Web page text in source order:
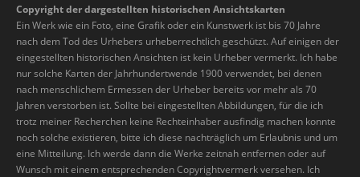
Copyright der dargestellten historischen Ansichtskarten
Ein Werk wie ein Foto, eine Grafik oder ein Kunstwerk ist bis 70 Jahre
nach dem Tod des Urhebers urheberrechtlich geschützt. Auf einigen der
eingestellten historischen Ansichten ist kein Urheber vermerkt. Ich habe
nur solche Karten der Jahrhundertwende 1900 verwendet, bei denen
nach menschlichem Ermessen der Urheber bereits vor mehr als 70
Jahren verstorben ist. Sollte bei eingestellten Abbildungen, für die ich
trotz meiner Recherchen keine Rechteinhaber ausfindig machen konnte
noch solche existieren, bitte ich diese nachträglich um Erlaubnis und um
eine Mitteilung. Ich werde dann die Werke zeitnah entfernen oder auf
Wunsch mit einem entsprechenden Copyrightvermerk versehen. Ich